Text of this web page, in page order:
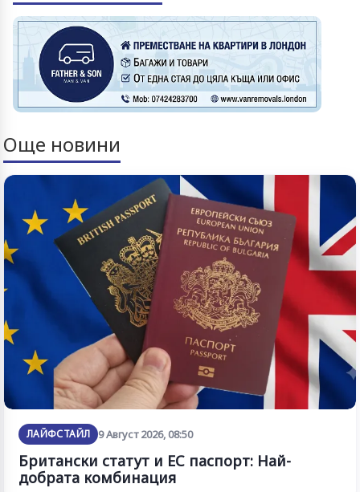
Още новини
ЛАЙФСТАЙЛ 9 Август 2026, 08:50
Британски статут и ЕС паспорт: Най-
добрата комбинация